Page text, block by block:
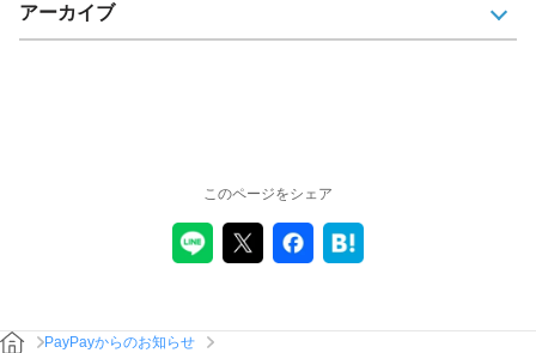
アーカイブ
このページをシェア
PayPayからのお知らせ